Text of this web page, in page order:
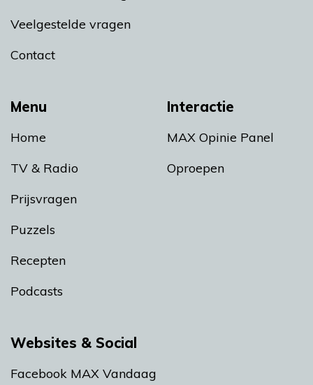
Menu
Home
TV & Radio
Prijsvragen
Puzzels
Recepten
Podcasts
Interactie
MAX Opinie Panel
Oproepen
Veelgestelde vragen
Contact
Websites & Social
Facebook MAX Vandaag